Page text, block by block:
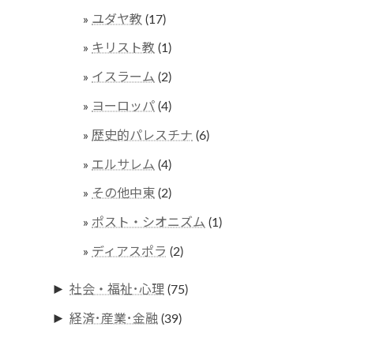
ユダヤ教 (17)
キリスト教 (1)
イスラーム (2)
ヨーロッパ (4)
歴史的パレスチナ (6)
エルサレム (4)
その他中東 (2)
ポスト・シオニズム (1)
ディアスポラ (2)
► 社会・福祉･心理 (75)
► 経済･産業･金融 (39)